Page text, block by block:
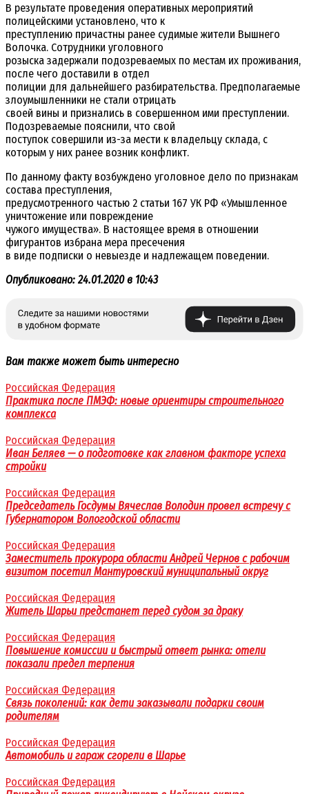
В результате проведения оперативных мероприятий
полицейскими установлено, что к
преступлению причастны ранее судимые жители Вышнего
Волочка. Сотрудники уголовного
розыска задержали подозреваемых по местам их проживания,
после чего доставили в отдел
полиции для дальнейшего разбирательства. Предполагаемые
злоумышленники не стали отрицать
своей вины и признались в совершенном ими преступлении.
Подозреваемые пояснили, что свой
поступок совершили из-за мести к владельцу склада, с
которым у них ранее возник конфликт.
По данному факту возбуждено уголовное дело по признакам
состава преступления,
предусмотренного частью 2 статьи 167 УК РФ «Умышленное
уничтожение или повреждение
чужого имущества». В настоящее время в отношении
фигурантов избрана мера пресечения
в виде подписки о невыезде и надлежащем поведении.
Опубликовано: 24.01.2020 в 10:43
Вам также может быть интересно
Российская Федерация
Практика после ПМЭФ: новые ориентиры строительного
комплекса
Российская Федерация
Иван Беляев — о подготовке как главном факторе успеха
стройки
Российская Федерация
Председатель Госдумы Вячеслав Володин провел встречу с
Губернатором Вологодской области
Российская Федерация
Заместитель прокурора области Андрей Чернов с рабочим
визитом посетил Мантуровский муниципальный округ
Российская Федерация
Житель Шарьи предстанет перед судом за драку
Российская Федерация
Повышение комиссии и быстрый ответ рынка: отели
показали предел терпения
Российская Федерация
Связь поколений: как дети заказывали подарки своим
родителям
Российская Федерация
Автомобиль и гараж сгорели в Шарье
Российская Федерация